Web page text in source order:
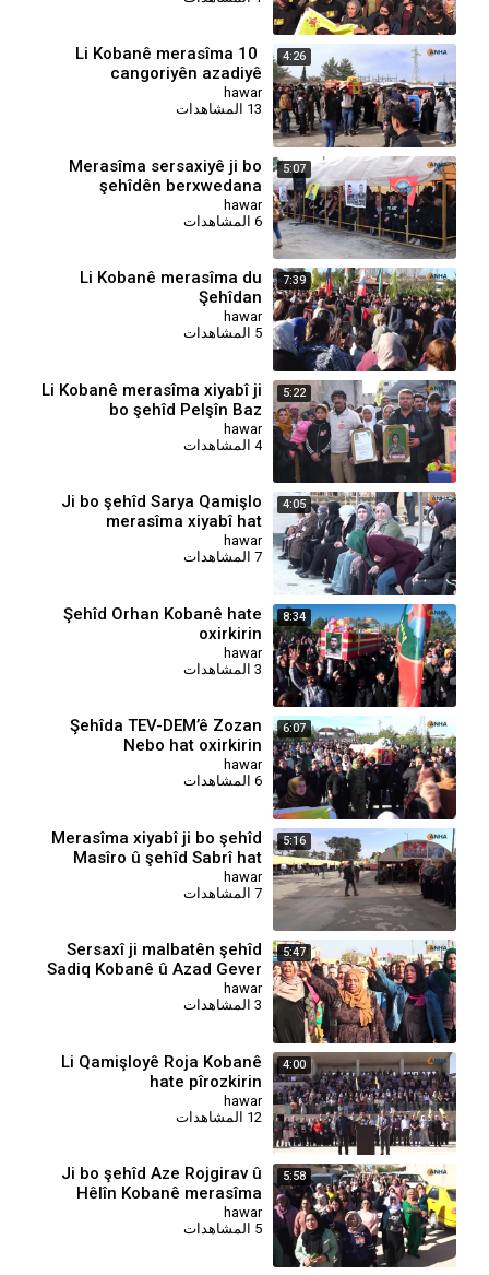
4:26
Li Kobanê merasîma 10
cangoriyên azadiyê
hawar
13 المشاهدات
5:07
Merasîma sersaxiyê ji bo
şehîdên berxwedana
Şêxmeqsûdê
hawar
6 المشاهدات
7:39
Li Kobanê merasîma du
Şehîdan
hawar
5 المشاهدات
5:22
⁣Li Kobanê merasîma xiyabî ji
bo şehîd Pelşîn Baz
hawar
4:05
⁣Ji bo şehîd Sarya Qamişlo
merasîma xiyabî hat
lidarxistin
hawar
7 المشاهدات
8:34
⁣Şehîd Orhan Kobanê hate
oxirkirin
hawar
3 المشاهدات
6:07
Şehîda TEV-DEM’ê Zozan
Nebo hat oxirkirin
hawar
6 المشاهدات
5:16
Merasîma xiyabî ji bo şehîd
Masîro û şehîd Sabrî hat
lidarxistin
hawar
5:47
Sersaxî ji malbatên şehîd
Sadiq Kobanê û Azad Gever
re hate xwestin
hawar
3 المشاهدات
4:00
⁣Li Qamişloyê Roja Kobanê
hate pîrozkirin
hawar
12 المشاهدات
5:58
Ji bo şehîd Aze Rojgirav û
Hêlîn Kobanê merasîma
xiyabî hat lidarxistin
hawar
5 المشاهدات